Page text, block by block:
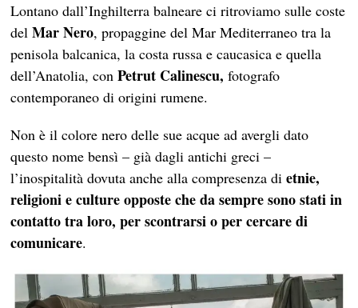
Lontano dall’Inghilterra balneare ci ritroviamo sulle coste
delMar Nero, propaggine del Mar Mediterraneo tra la
penisola balcanica, la costa russa e caucasica e quella
dell’Anatolia, conPetrut Calinescu,fotografo
contemporaneo di origini rumene.
Non è il colore nero delle sue acque ad avergli dato
questo nome bensì – già dagli antichi greci –
l’inospitalità dovuta anche alla compresenza dietnie,
religioni e culture opposte che da sempre sono stati in
contatto tra loro, per scontrarsi o per cercare di
comunicare.